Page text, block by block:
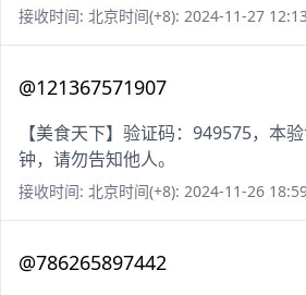
接收时间: 北京时间(+8): 2024-11-27
@121367571907
【美食天下】验证码：949575，本
钟，请勿告知他人。
接收时间: 北京时间(+8): 2024-11-26
@786265897442